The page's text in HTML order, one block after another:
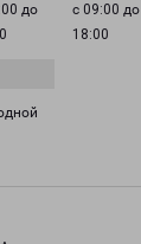
до
с 09:00 до
18:00